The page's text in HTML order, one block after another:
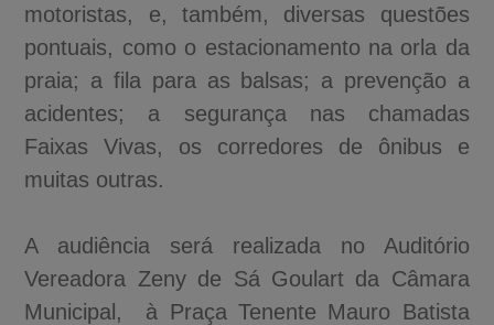
motoristas, e, também, diversas questões
pontuais, como o estacionamento na orla da
praia; a fila para as balsas; a prevenção a
acidentes; a segurança nas chamadas
Faixas Vivas, os corredores de ônibus e
muitas outras.
A audiência será realizada no Auditório
Vereadora Zeny de Sá Goulart da Câmara
Municipal, à Praça Tenente Mauro Batista